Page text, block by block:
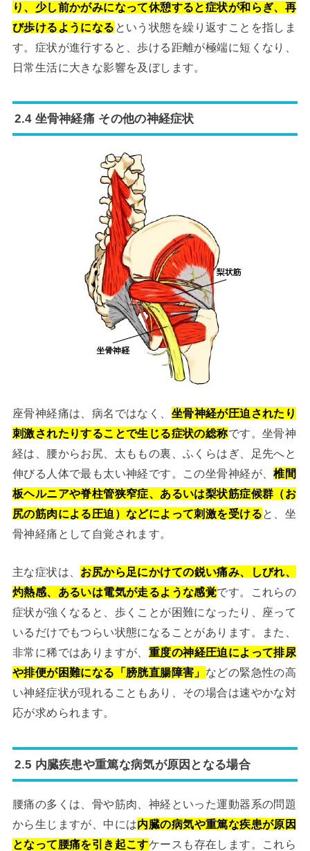
り、少し前かがみになって休憩すると症状が和らぎ、再
び歩けるようになる という状態を繰り返すことを指しま
す。症状が進行すると、歩ける距離が極端に短くなり、
日常生活に大きな影響を及ぼします。
2.4 坐骨神経痛 その他の神経症状
座骨神経痛は、病名ではなく、 坐骨神経が圧迫されたり
刺激されたりすることで生じる症状の総称です。坐骨神
経は、腰からお尻、太ももの裏、ふくらはぎ、足先へと
伸びる人体で最も太い神経です。この坐骨神経が、椎間
板ヘルニアや脊柱管狭窄症、あるいは梨状筋症候群（お
尻の筋肉による圧迫）などによって刺激を受けると、坐
骨神経痛として自覚されます。
主な症状は、 お尻から足にかけての鋭い痛み、しびれ、
灼熱感、あるいは電気が走るような感覚です。これらの
症状が強くなると、歩くことが困難になったり、座って
いるだけでもつらい状態になることがあります。また、
非常に稀ではありますが、 重度の神経圧迫によって排尿
や排便が困難になる「膀胱直腸障害」 などの緊急性の高
い神経症状が現れることもあり、その場合は速やかな対
応が求められます。
2.5 内臓疾患や重篤な病気が原因となる場合
腰痛の多くは、骨や筋肉、神経といった運動器系の問題
から生じますが、中には内臓の病気や重篤な疾患が原因
となって腰痛を引き起こすケースも存在します。これら